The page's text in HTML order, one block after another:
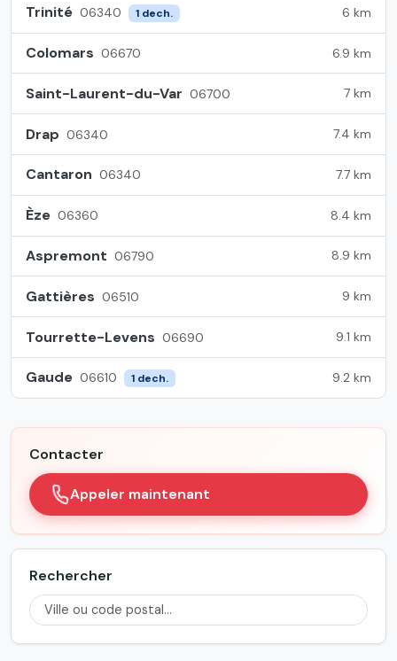
Trinité 06340 1 dech. 6 km
Colomars 06670 6.9 km
Saint-Laurent-du-Var 06700 7 km
Drap 06340 7.4 km
Cantaron 06340 7.7 km
Èze 06360 8.4 km
Aspremont 06790 8.9 km
Gattières 06510 9 km
Tourrette-Levens 06690 9.1 km
Gaude 06610 1 dech. 9.2 km
Contacter
Appeler maintenant
Rechercher